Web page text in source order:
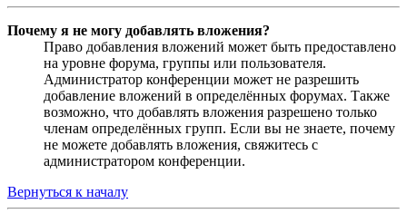
Почему я не могу добавлять вложения?
Право добавления вложений может быть предоставлено
на уровне форума, группы или пользователя.
Администратор конференции может не разрешить
добавление вложений в определённых форумах. Также
возможно, что добавлять вложения разрешено только
членам определённых групп. Если вы не знаете, почему
не можете добавлять вложения, свяжитесь с
администратором конференции.
Вернуться к началу